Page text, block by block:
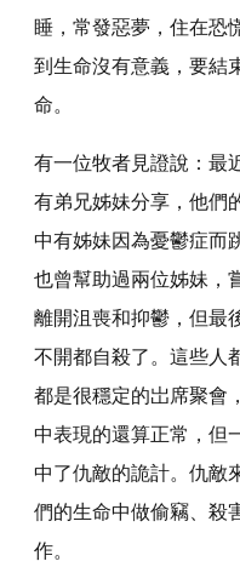
睡，常發惡夢，住在恐
到生命沒有意義，要結
命。
有一位牧者見證說：最
有弟兄姊妹分享，他們
中有姊妹因為憂鬱症而
也曾幫助過兩位姊妹，
離開沮喪和抑鬱，但最
不開都自殺了。這些人
都是很穩定的岀席聚會
中表現的還算正常，但
中了仇敵的詭計。仇敵
們的生命中做偷竊、殺
作。